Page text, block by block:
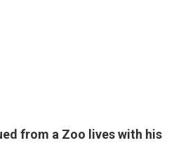
from a Zoo lives with his